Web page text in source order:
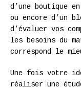
d’une boutique
ou encore d’un
d’évaluer vos
les besoins du
correspond le
Une fois votre
réaliser une